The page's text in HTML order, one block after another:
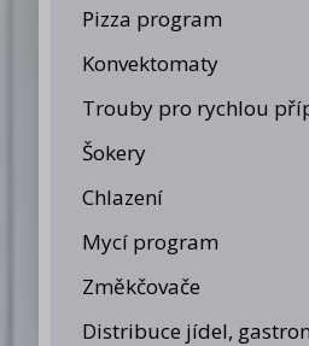
Pizza program
Konvektomaty
Trouby pro rychlou
Šokery
Chlazení
Mycí program
Změkčovače
Distribuce jídel,